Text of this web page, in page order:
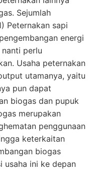
Sejumlah
Peternakan sapi
energi
perlu
Usaha peternakan
utamanya, yaitu
pun dapat
biogas dan pupuk
merupakan
penggunaan
keterkaitan
biogas
usaha ini ke depan